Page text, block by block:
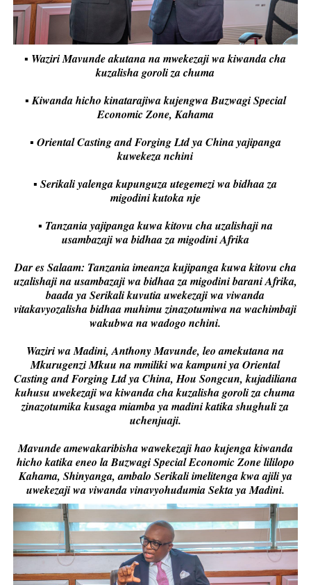
▪️ Waziri Mavunde akutana na mwekezaji wa kiwanda cha
kuzalisha goroli za chuma
▪️ Kiwanda hicho kinatarajiwa kujengwa Buzwagi Special
Economic Zone, Kahama
▪️ Oriental Casting and Forging Ltd ya China yajipanga
kuwekeza nchini
▪️ Serikali yalenga kupunguza utegemezi wa bidhaa za
migodini kutoka nje
▪️ Tanzania yajipanga kuwa kitovu cha uzalishaji na
usambazaji wa bidhaa za migodini Afrika
Dar es Salaam: Tanzania imeanza kujipanga kuwa kitovu cha
uzalishaji na usambazaji wa bidhaa za migodini barani Afrika,
baada ya Serikali kuvutia uwekezaji wa viwanda
vitakavyozalisha bidhaa muhimu zinazotumiwa na wachimbaji
wakubwa na wadogo nchini.
Waziri wa Madini, Anthony Mavunde, leo amekutana na
Mkurugenzi Mkuu na mmiliki wa kampuni ya Oriental
Casting and Forging Ltd ya China, Hou Songcun, kujadiliana
kuhusu uwekezaji wa kiwanda cha kuzalisha goroli za chuma
zinazotumika kusaga miamba ya madini katika shughuli za
uchenjuaji.
Mavunde amewakaribisha wawekezaji hao kujenga kiwanda
hicho katika eneo la Buzwagi Special Economic Zone lililopo
Kahama, Shinyanga, ambalo Serikali imelitenga kwa ajili ya
uwekezaji wa viwanda vinavyohudumia Sekta ya Madini.